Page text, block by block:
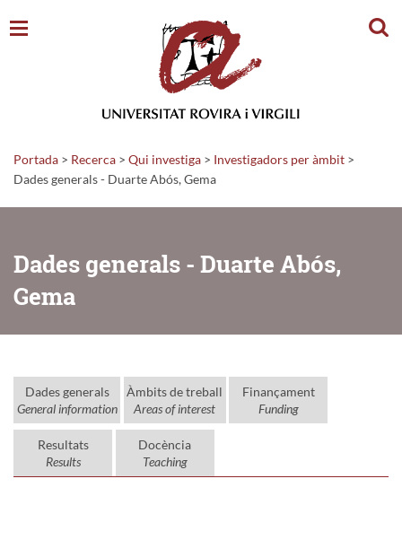
Portada > Recerca > Qui investiga > Investigadors per àmbit >
Dades generals - Duarte Abós, Gema
Dades generals - Duarte Abós,
Gema
Dades generals
General information
Àmbits de treball
Areas of interest
Finançament
Funding
Resultats
Results
Docència
Teaching